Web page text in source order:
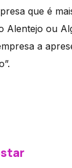
que é
Alentejo ou
a